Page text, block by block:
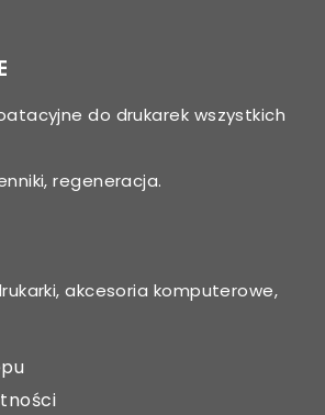
do drukarek wszystkich
regeneracja.
akcesoria komputerowe,